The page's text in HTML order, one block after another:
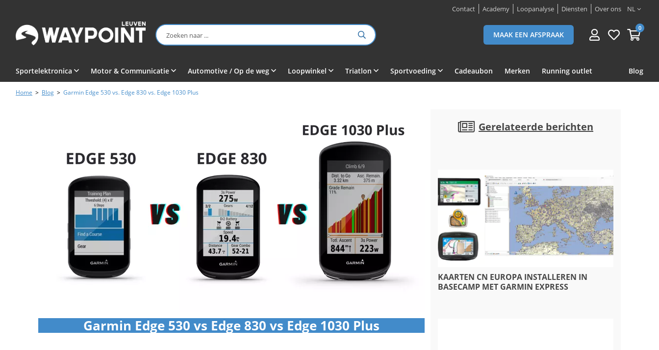
Contact Academy Loopanalyse Diensten Over ons NL
MAAK EEN AFSPRAAK
0
Sportelektronica Motor & Communicatie Automotive / Op de weg Loopwinkel Triatlon Sportvoeding Cadeaubon Merken Running outlet Blog
Home > Blog > Garmin Edge 530 vs. Edge 830 vs. Edge 1030 Plus
Garmin Edge 530 vs Edge 830 vs Edge 1030 Plus​
Gerelateerde berichten
KAARTEN CN EUROPA INSTALLEREN IN
BASECAMP MET GARMIN EXPRESS